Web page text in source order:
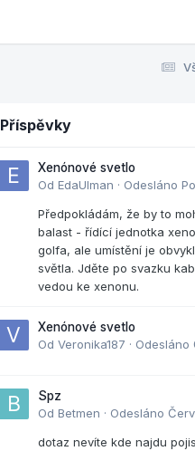
Příspěvky
Xenónové svetlo
Od EdaUlman · Odesláno
Předpokládám, že by to
balast - řídící jednotka
golfa, ale umístění je
světla. Jděte po svazku
vedou ke xenonu.
Xenónové svetlo
Od Veronika187 · Odesláno
Spz
Od Betmen · Odesláno
dotaz nevíte kde najdu